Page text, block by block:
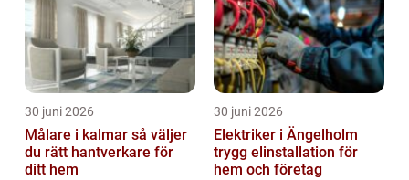
30 juni 2026
Målare i kalmar så väljer
du rätt hantverkare för
ditt hem
30 juni 2026
Elektriker i Ängelholm
trygg elinstallation för
hem och företag